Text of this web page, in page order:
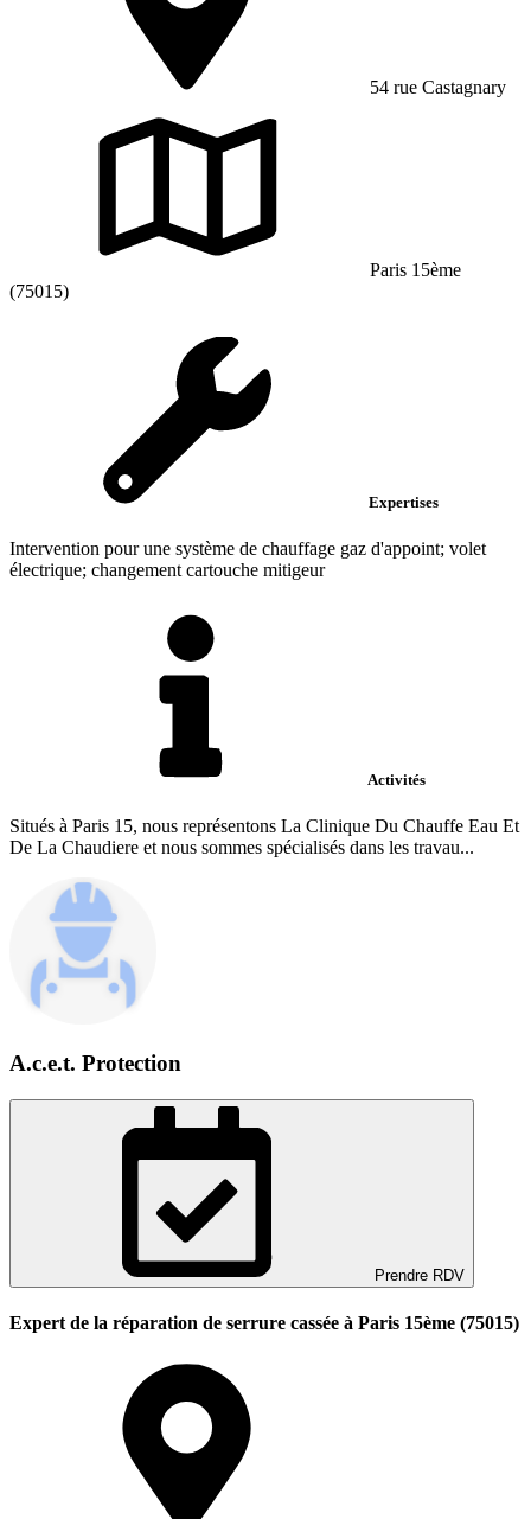
54 rue Castagnary
Paris 15ème
(75015)
Expertises
Intervention pour une système de chauffage gaz d'appoint; volet
électrique; changement cartouche mitigeur
Activités
Situés à Paris 15, nous représentons La Clinique Du Chauffe Eau Et
De La Chaudiere et nous sommes spécialisés dans les travau...
A.c.e.t. Protection
Prendre RDV
Expert de la réparation de serrure cassée à Paris 15ème (75015)